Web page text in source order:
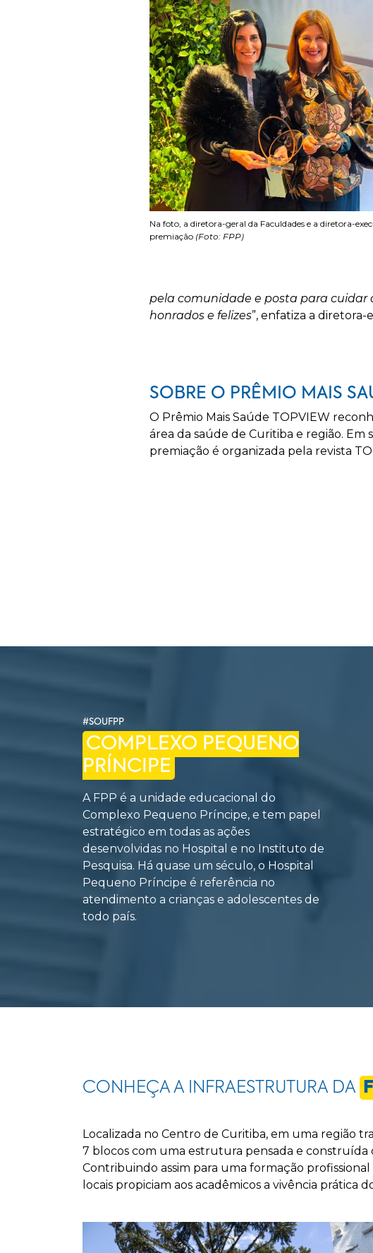
Na foto, a diretora-geral da Faculdades e a diretora-
premiação (Foto: FPP)
pela comunidade e posta para cuidar
honrados e felizes”, enfatiza a
SOBRE O PRÊMIO MAIS
O Prêmio Mais Saúde TOPVIEW
área da saúde de Curitiba e região. Em
premiação é organizada pela revista
#SOUFPP
COMPLEXO PEQUENO
PRÍNCIPE
A FPP é a unidade educacional do
Complexo Pequeno Príncipe, e tem papel
estratégico em todas as ações
desenvolvidas no Hospital e no Instituto de
Pesquisa. Há quase um século, o Hospital
Pequeno Príncipe é referência no
atendimento a crianças e adolescentes de
todo país.
CONHEÇA A INFRAESTRUTURA DA
Localizada no Centro de Curitiba, em uma região
7 blocos com uma estrutura pensada e construída
Contribuindo assim para uma formação
locais propiciam aos acadêmicos a vivência prática